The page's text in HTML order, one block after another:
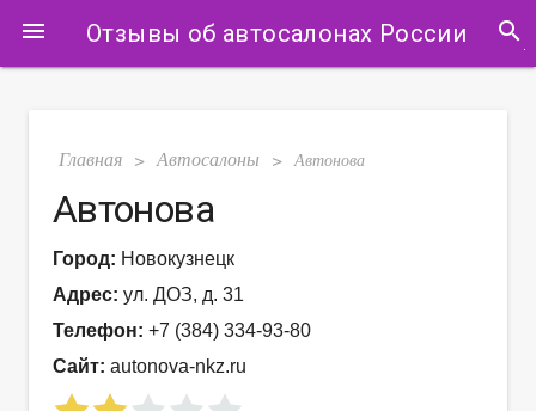
menu Отзывы об автосалонах России search
Главная > Автосалоны > Автонова
Автонова
Город: Новокузнецк
Адрес: ул. ДОЗ, д. 31
Телефон: +7 (384) 334-93-80
Сайт: autonova-nkz.ru